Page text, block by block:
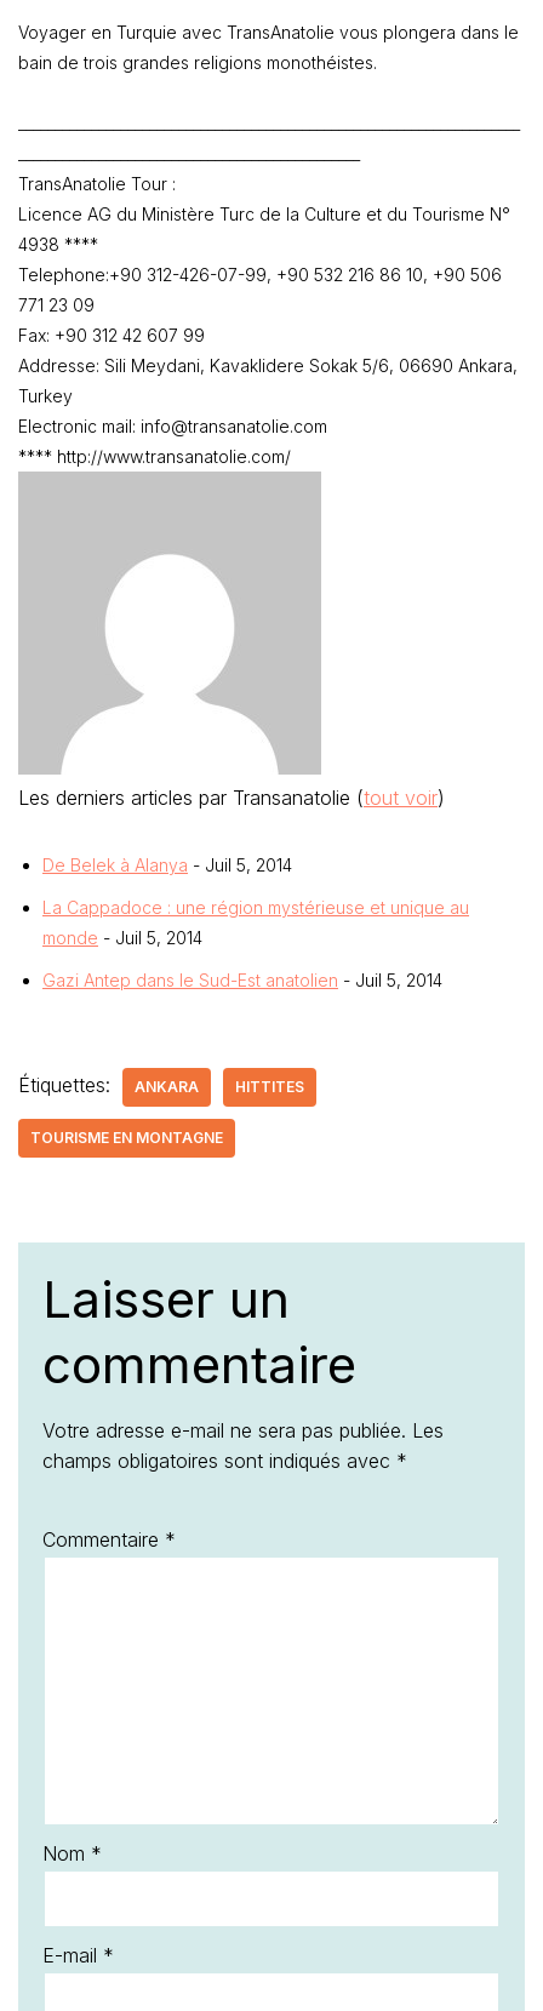
Voyager en Turquie avec TransAnatolie vous plongera dans le
bain de trois grandes religions monothéistes.
TransAnatolie Tour :
Licence AG du Ministère Turc de la Culture et du Tourisme N°
4938 ****
Telephone:+90 312-426-07-99, +90 532 216 86 10, +90 506
771 23 09
Fax: +90 312 42 607 99
Addresse: Sili Meydani, Kavaklidere Sokak 5/6, 06690 Ankara,
Turkey
Electronic mail: info@transanatolie.com
**** http://www.transanatolie.com/
Les derniers articles par Transanatolie (tout voir)
De Belek à Alanya - Juil 5, 2014
La Cappadoce : une région mystérieuse et unique au
monde - Juil 5, 2014
Gazi Antep dans le Sud-Est anatolien - Juil 5, 2014
Étiquettes: ANKARA HITTITES
TOURISME EN MONTAGNE
Laisser un
commentaire
Votre adresse e-mail ne sera pas publiée. Les
champs obligatoires sont indiqués avec *
Commentaire *
Nom *
E-mail *